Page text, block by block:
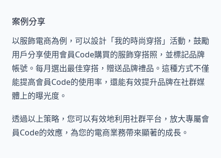
案例分享
以服飾電商為例，可以設計「我的時尚穿搭」活動，鼓勵
用戶分享使用會員Code購買的服飾穿搭照，並標記品牌
帳號。每月選出最佳穿搭，贈送品牌禮品。這種方式不僅
能提高會員Code的使用率，還能有效提升品牌在社群媒
體上的曝光度。
透過以上策略，您可以有效地利用社群平台，放大專屬會
員Code的效應，為您的電商業務帶來顯著的成長。